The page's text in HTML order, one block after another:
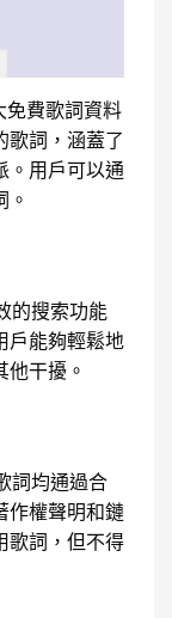
免費歌詞資料
歌詞，涵蓋了
。用戶可以通
。
的搜索功能
戶能夠輕鬆地
干擾。
詞均通過合
作權聲明和鏈
歌詞，但不得